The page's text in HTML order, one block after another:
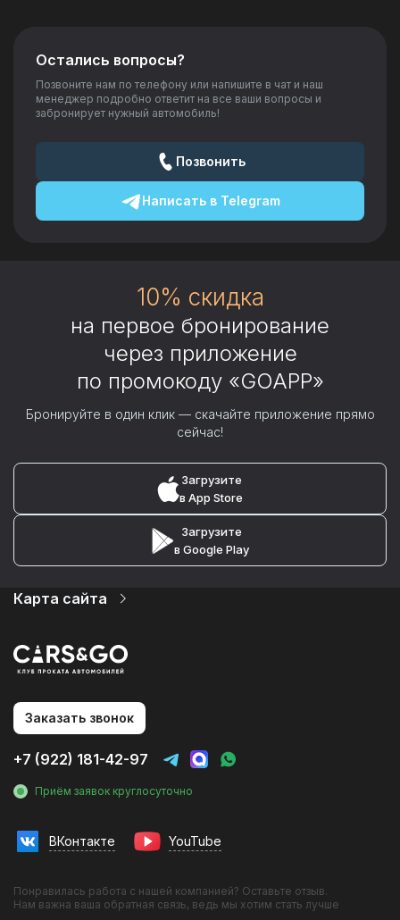
Остались вопросы?
Позвоните нам по телефону или напишите в чат и наш
менеджер подробно ответит на все ваши вопросы и
забронирует нужный автомобиль!
Позвонить
Написать вTelegram
10% скидка
на первое бронирование
через приложение
по промокоду «GOAPP»
Бронируйте в один клик — скачайте приложение прямо
сейчас!
Загрузите
в App Store
Загрузите
в Google Play
Карта сайта
Услуги
О компании
Статьи и Новости
Контакты
Аренда без водителя
Трансфер в аэропорт
Трансфер на вокзал
Инвестиции в прокат
Франшиза
Эконом
Заказать звонок
+7 (922) 181-42-97
Приём заявок круглосуточно
ВКонтакте YouTube
Понравилась работа с нашей компанией? Оставьте отзыв.
Нам важна ваша обратная связь, ведь мы хотим стать лучше